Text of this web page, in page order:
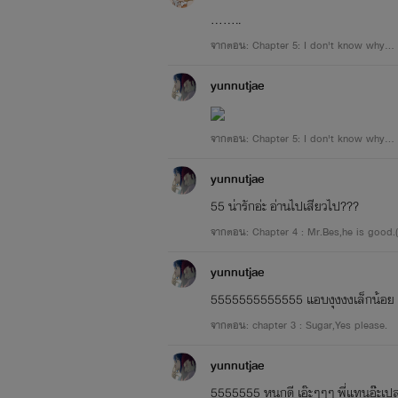
........
จากตอน: Chapter 5: I don't know why...
yunnutjae
จากตอน: Chapter 5: I don't know why...
yunnutjae
55 น่ารักอ่ะ อ่านไปเสียวไป???
จากตอน: Chapter 4 : Mr.Bes,he is
yunnutjae
5555555555555 แอบงุงงงเล็กน้อย
จากตอน: chapter 3 : Sugar,Yes please.
yunnutjae
5555555 หนุกดี เอ๊ะๆๆๆ พี่แทนอ่๊ะเป